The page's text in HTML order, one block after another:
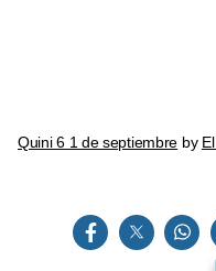
Quini 6 1 de septiembre by